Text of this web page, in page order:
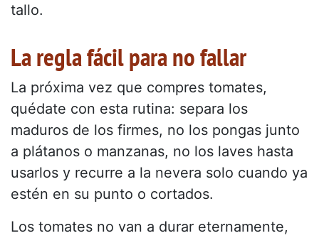
tallo.
La regla fácil para no fallar
La próxima vez que compres tomates,
quédate con esta rutina: separa los
maduros de los firmes, no los pongas junto
a plátanos o manzanas, no los laves hasta
usarlos y recurre a la nevera solo cuando ya
estén en su punto o cortados.
Los tomates no van a durar eternamente,